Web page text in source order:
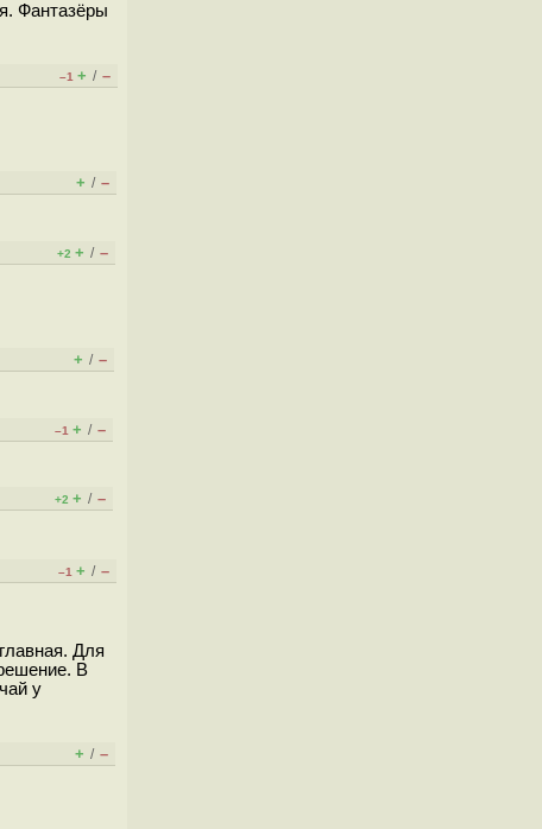
Фантазёры
–1 + / –
+ / –
+2 + / –
+ / –
–1 + / –
+2 + / –
–1 + / –
Для
В
у
+ / –